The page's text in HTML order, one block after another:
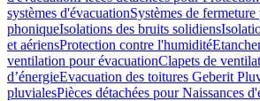
systèmes d'évacuationSystèmes de
phoniqueIsolations des bruits solidiens
et aériensProtection contre l'humidité
ventilation pour évacuationClapets de
d’énergieEvacuation des toitures Geberit
pluvialesPièces détachées pour Naissances